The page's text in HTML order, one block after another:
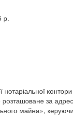
нотаріальної
за
майна»,